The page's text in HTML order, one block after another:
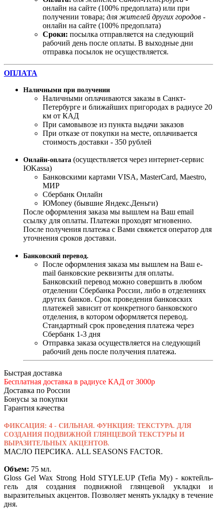
онлайн на сайте (100% предоплата) или при
получении товара; для жителей других городов -
онлайн на сайте (100% предоплата)
Сроки: посылка отправляется на следующий
рабочий день после оплаты. В выходные дни
отправка посылок не осуществляется.
ОПЛАТА
Наличными при получении
Наличными оплачиваются заказы в Санкт-
Петербурге и ближайших пригородах в радиусе 20
км от КАД
При самовывозе из пункта выдачи заказов
При отказе от покупки на месте, оплачивается
стоимость доставки - 350 рублей
Онлайн-оплата (осуществляется через интернет-сервис
ЮKassa)
Банковскими картами VISA, MasterСard, Maestro,
МИР
Сбербанк Онлайн
ЮMoney (бывшие Яндекс.Деньги)
После оформления заказа мы вышлем на Ваш email
ссылку для оплаты. Платежи проходят мгновенно.
После получения платежа с Вами свяжется оператор для
уточнения сроков доставки.
Банковский перевод.
После оформления заказа мы вышлем на Ваш e-
mail банковские реквизиты для оплаты.
Банковский перевод можно совершить в любом
отделении Сбербанка России, либо в отделениях
других банков. Срок проведения банковских
платежей зависит от конкретного банковского
отделения, в котором оформляется перевод.
Стандартный срок проведения платежа через
Сбербанк 1-3 дня
Отправка заказа осуществляется на следующий
рабочий день после получения платежа.
Быстрая доставка
Бесплатная доставка в радиусе КАД от 3000р
Доставка по России
Бонусы за покупки
Гарантия качества
ФИКСАЦИЯ: 4 - СИЛЬНАЯ. ФУНКЦИЯ: ТЕКСТУРА. ДЛЯ
СОЗДАНИЯ ПОДВИЖНОЙ ГЛЯНЦЕВОЙ ТЕКСТУРЫ И
ВЫРАЗИТЕЛЬНЫХ АКЦЕНТОВ.
МАСЛО ПЕРСИКА. ALL SEASONS FACTOR.
Объем: 75 мл.
Gloss Gel Wax Strong Hold STYLE.UP (Tefia My) - коктейль-
гель для создания подвижной глянцевой укладки и
выразительных акцентов. Позволяет менять укладку в течение
дня.